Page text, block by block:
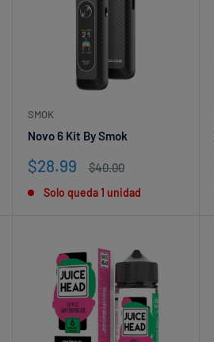
off your first order!
on the newest releases & discounts!
SMOK
Novo 6 Kit By Smok
Precio
venta
$28.99
Precio
$40.00
Solo queda 1 unidad